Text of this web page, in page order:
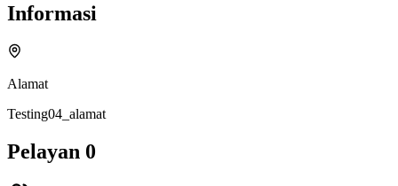
Informasi
Alamat
Testing04_alamat
Pelayan 0